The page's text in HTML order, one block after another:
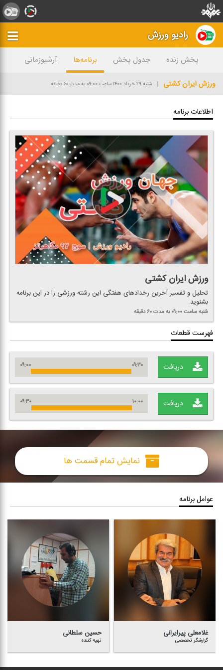
رادیو ورزش
پخش زنده جدول پخش برنامه‌ها
آرشیوزمانی
ورزش ایران كشتی
شنبه ۲۹ خرداد ۱۴۰۰ ساعت ۰۹:۰۰ به مدت ۶۰ دقیقه
اطلاعات برنامه
ورزش ایران كشتی
تحلیل و تفسیر آخرین رخدادهای هفتگی این رشته ورزشی را در این برنامه
بشنوید.
شنبهساعت ۰۹:۰۰ به مدت ۶۰ دقیقه
فهرست قطعات
دریافت ۰۹:۰۰ ۰۹:۳۰
دریافت ۰۹:۳۰ ۱۰:۰۰
نمایش تمام قسمت ها
عوامل برنامه
غلامعلی پیرایرانی
گزارشگر تخصصی
حسین سلطانی
تهیه كننده